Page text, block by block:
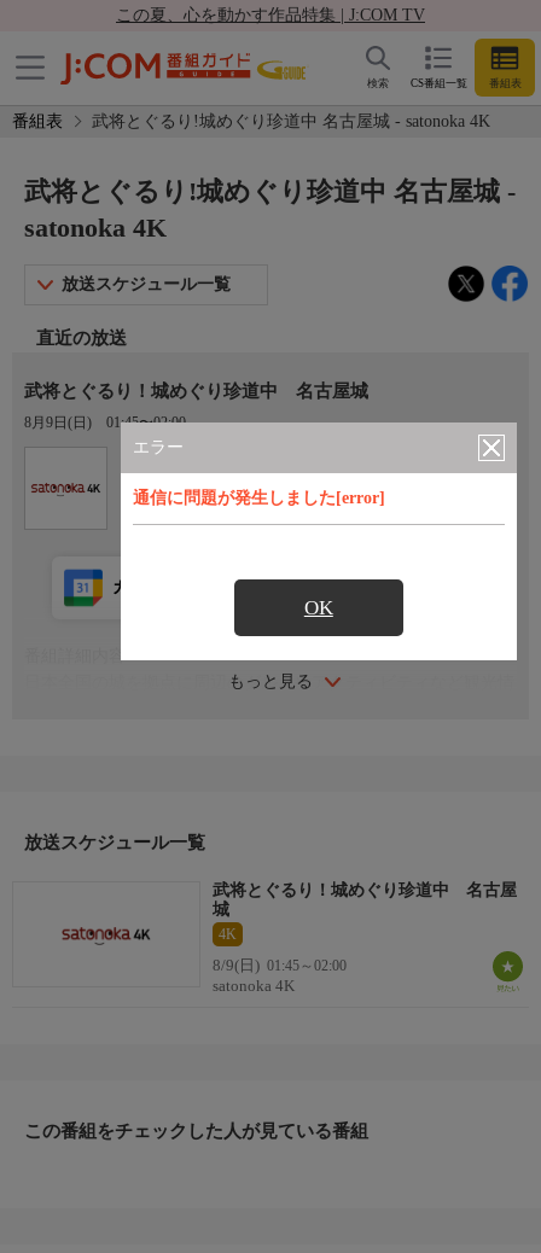
この夏、心を動かす作品特集 | J:COM TV
CS番組一覧 番組表
検索
番組表 武将とぐるり!城めぐり珍道中 名古屋城 - satonoka 4K
エラー
通信に問題が発生しました[error]
OK
武将とぐるり!城めぐり珍道中 名古屋城 -
satonoka 4K
放送スケジュール一覧
直近の放送
武将とぐるり！城めぐり珍道中 名古屋城
8月9日(日) 01:45〜02:00
もっと見る
カレンダー登録 アプリ視聴
日本全国の城を拠点に周辺のグルメやアクティビティなど観光情
放送スケジュール一覧
武将とぐるり！城めぐり珍道中 名古屋
城
4K
8/9(日) 01:45～02:00
satonoka 4K
この番組をチェックした人が見ている番組